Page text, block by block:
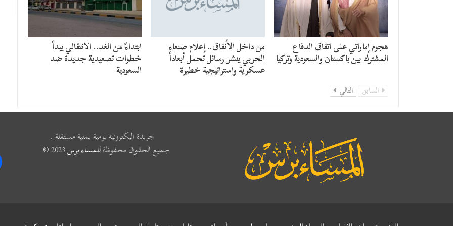
هجوم إماراتي على اتفاق الدفاع
المشترك بين باكستان والسعودية وتركيا
من داخل الأنفاق.. إعلام صنعاء
الحربي ينشر رسائل تحمل أبعاداً
عسكرية واستراتيجية خطيرة
​ابتداءً من الغد.. الانتقالي يبدأ
خطوات تصعيدية جديدة ضد
السعودية
السابق التالي
جريدة اليكترونية يومية يمنية مستقلة..
جميع الحقوق محفوظةللمساء برس